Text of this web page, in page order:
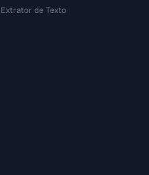
Extrator de Texto